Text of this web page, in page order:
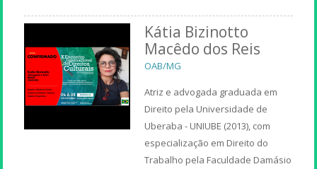
Kátia Bizinotto
Macêdo dos Reis
OAB/MG
Atriz e advogada graduada em
Direito pela Universidade de
Uberaba - UNIUBE (2013), com
especialização em Direito do
Trabalho pela Faculdade Damásio